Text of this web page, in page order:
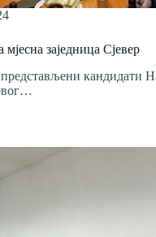
мјесна заједница Сјевер
кандидати